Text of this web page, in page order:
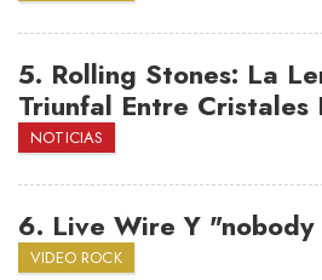
5. Rolling Stones: La
Triunfal Entre Cristales
NOTICIAS
6. Live Wire Y
VIDEO ROCK